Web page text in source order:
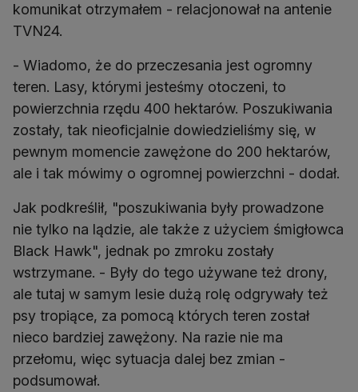
komunikat otrzymałem - relacjonował na antenie
TVN24.
- Wiadomo, że do przeczesania jest ogromny
teren. Lasy, którymi jesteśmy otoczeni, to
powierzchnia rzędu 400 hektarów. Poszukiwania
zostały, tak nieoficjalnie dowiedzieliśmy się, w
pewnym momencie zawężone do 200 hektarów,
ale i tak mówimy o ogromnej powierzchni - dodał.
Jak podkreślił, "poszukiwania były prowadzone
nie tylko na lądzie, ale także z użyciem śmigłowca
Black Hawk", jednak po zmroku zostały
wstrzymane. - Były do tego używane też drony,
ale tutaj w samym lesie dużą rolę odgrywały też
psy tropiące, za pomocą których teren został
nieco bardziej zawężony. Na razie nie ma
przełomu, więc sytuacja dalej bez zmian -
podsumował.